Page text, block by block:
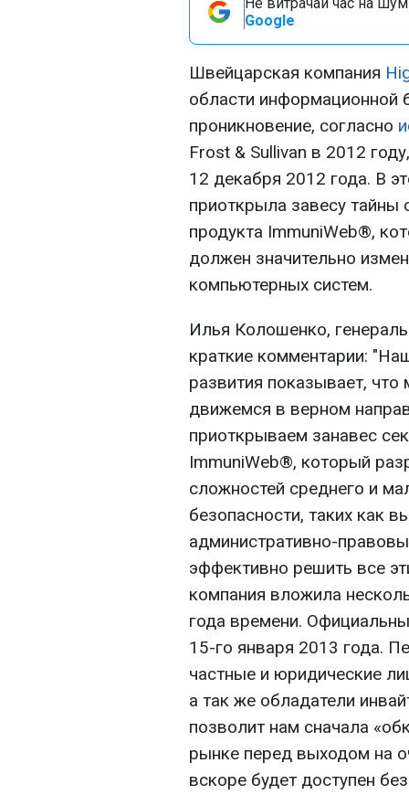
Google
Швейцарская компания
области информационной
проникновение, согласно
Frost & Sullivan в 2012
12 декабря 2012 года. В
приоткрыла завесу тайны
продукта ImmuniWeb®,
должен значительно
компьютерных систем.
Илья Колошенко,
краткие комментарии:
развития показывает,
движемся в верном
приоткрываем занавес
ImmuniWeb®, который
сложностей среднего и
безопасности, таких как
административно-
эффективно решить все
компания вложила
года времени.
15-го января 2013 года.
частные и юридические
а так же обладатели
позволит нам сначала
рынке перед выходом на
вскоре будет доступен